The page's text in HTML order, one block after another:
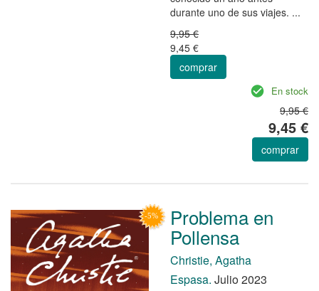
durante uno de sus viajes. ...
9,95 €
9,45 €
comprar
En stock
9,95 €
9,45 €
comprar
Problema en
Pollensa
Christie, Agatha
Espasa. Julio 2023